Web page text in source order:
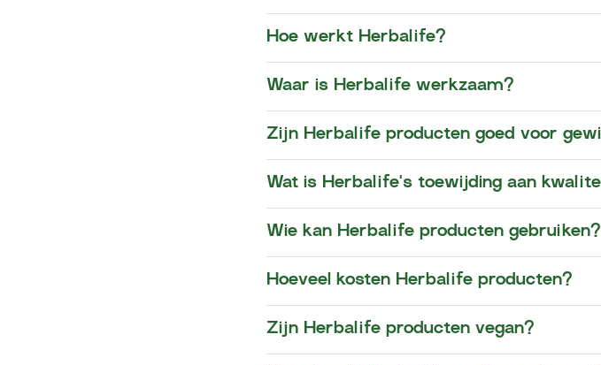
Hoe werkt Herbalife?
​​Waar is Herbalife werkzaam?​
Zijn Herbalife producten goed voor
Wat is Herbalife's toewijding aan
Wie kan Herbalife producten gebruiken?
Hoeveel kosten Herbalife producten?
Zijn Herbalife producten vegan?